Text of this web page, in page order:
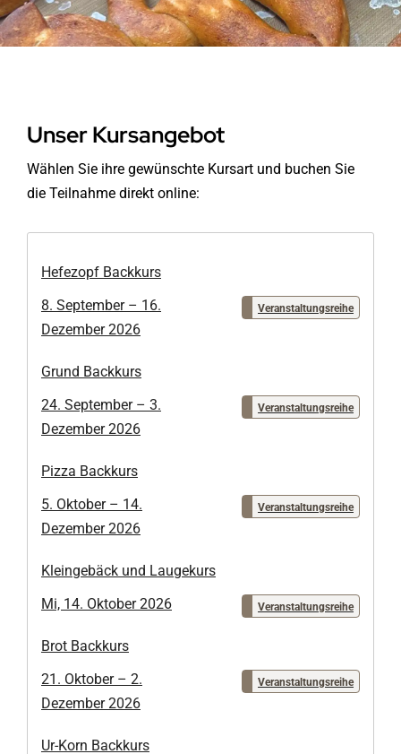
Unser Kursangebot
Wählen Sie ihre gewünschte Kursart und buchen Sie
die Teilnahme direkt online:
Hefezopf Backkurs
8. September – 16.
Dezember 2026
Veranstaltungsreihe
Grund Backkurs
24. September – 3.
Dezember 2026
Veranstaltungsreihe
Pizza Backkurs
5. Oktober – 14.
Dezember 2026
Veranstaltungsreihe
Kleingebäck und Laugekurs
Mi, 14. Oktober 2026
Veranstaltungsreihe
Brot Backkurs
21. Oktober – 2.
Dezember 2026
Veranstaltungsreihe
Ur-Korn Backkurs